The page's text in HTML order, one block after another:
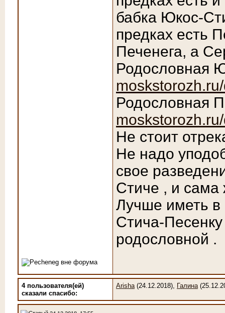
бабка Юкос-
предках есть
Печенега, а
Родословная
Родословная
Не стоит
Не надо
свое
Стиче , и сама
Лучше иметь
Стича-
родословной .
4 пользователя(ей)
сказали cпасибо:
Arisha(24.12.2018), Галина